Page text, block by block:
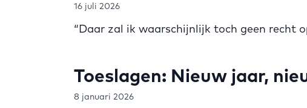
16 juli 2026
“Daar zal ik waarschijnlijk toch geen recht
Toeslagen: Nieuw jaar,
8 januari 2026